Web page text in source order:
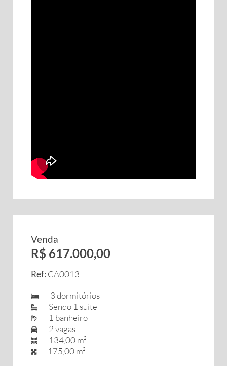
Venda
R$ 617.000,00
Ref: CA0013
3 dormitórios
Sendo 1 suíte
1 banheiro
2 vagas
134,00 m²
175,00 m²